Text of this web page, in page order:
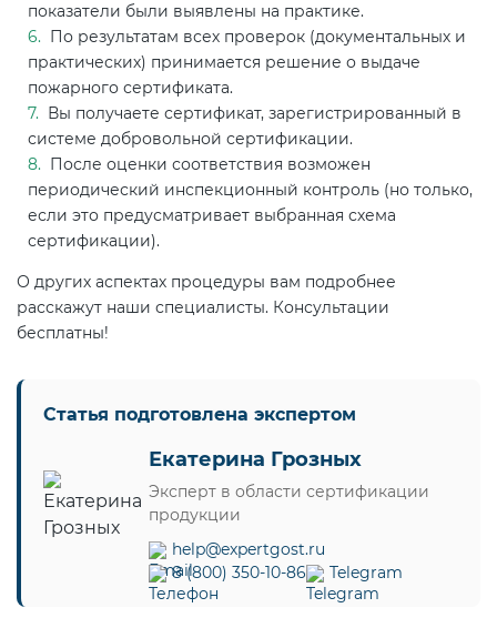
показатели были выявлены на практике.
По результатам всех проверок (документальных и
практических) принимается решение о выдаче
пожарного сертификата.
Вы получаете сертификат, зарегистрированный в
системе добровольной сертификации.
После оценки соответствия возможен
периодический инспекционный контроль (но только,
если это предусматривает выбранная схема
сертификации).
О других аспектах процедуры вам подробнее
расскажут наши специалисты. Консультации
бесплатны!
Статья подготовлена экспертом
Екатерина Грозных
Эксперт в области сертификации
продукции
help@expertgost.ru
8 (800) 350-10-86
Telegram